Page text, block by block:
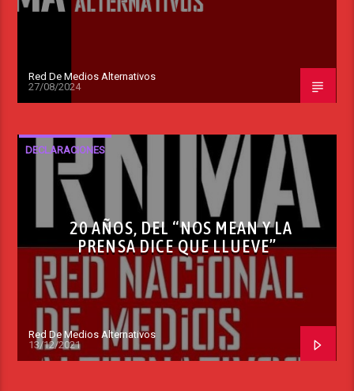
Red De Medios Alternativos
27/08/2024
DECLARACIONES
20 AÑOS, DEL “NOS MEAN Y LA
PRENSA DICE QUE LLUEVE”
Red De Medios Alternativos
13/12/2021